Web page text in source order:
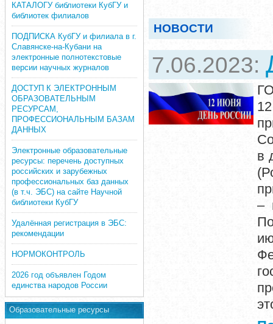
КАТАЛОГУ библиотеки КубГУ и
библиотек филиалов
ПОДПИСКА КубГУ и филиала в г.
Славянске-на-Кубани на
электронные полнотекстовые
версии научных журналов
ДОСТУП К ЭЛЕКТРОННЫМ
ОБРАЗОВАТЕЛЬНЫМ
РЕСУРСАМ,
ПРОФЕССИОНАЛЬНЫМ БАЗАМ
ДАННЫХ
Электронные образовательные
ресурсы: перечень доступных
российских и зарубежных
профессиональных баз данных
(в т.ч. ЭБС) на сайте Научной
библиотеки КубГУ
Удалённая регистрация в ЭБС:
рекомендации
НОРМОКОНТРОЛЬ
2026 год объявлен Годом
единства народов России
Образовательные ресурсы
НОВОСТИ
7.06.2023:
в
–